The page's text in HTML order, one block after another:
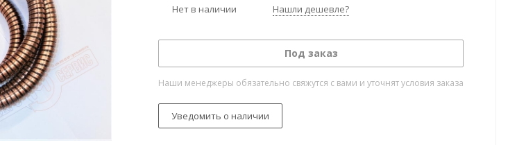
Нет в наличии Нашли дешевле?
Под заказ
Наши менеджеры обязательно свяжутся с вами и уточнят условия заказа
Уведомить о наличии